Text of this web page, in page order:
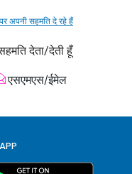
अपनी सहमति दे रहे हैं
देता/देती हूँ
एसएमएस/ईमेल